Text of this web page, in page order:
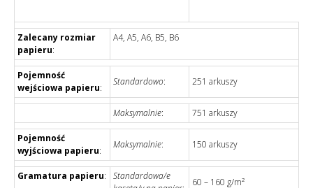
Zalecany rozmiar
papieru:
A4, A5, A6, B5, B6
Pojemność
wejściowa papieru:
Standardowo: 251 arkuszy
Maksymalnie: 751 arkuszy
Pojemność
wyjściowa papieru:
Maksymalnie: 150 arkuszy
Gramatura papieru:
Standardowa/e
60 – 160 g/m²